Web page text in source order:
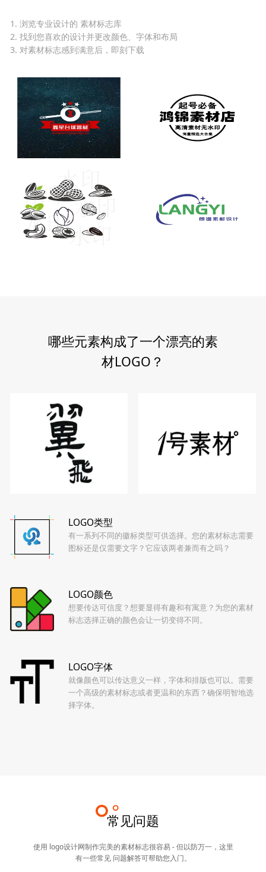
1. 浏览专业设计的 素材标志库
2. 找到您喜欢的设计并更改颜色、字体和布局
3. 对素材标志感到满意后，即刻下载
哪些元素构成了一个漂亮的素
材LOGO？
LOGO类型
有一系列不同的徽标类型可供选择。您的素材标志需要
图标还是仅需要文字？它应该两者兼而有之吗？
LOGO颜色
想要传达可信度？想要显得有趣和有寓意？为您的素材
标志选择正确的颜色会让一切变得不同。
LOGO字体
就像颜色可以传达意义一样，字体和排版也可以。需要
一个高级的素材标志或者更温和的东西？确保明智地选
择字体。
常见问题
使用 logo设计网制作完美的素材标志很容易 - 但以防万一，这里
有一些常见 问题解答可帮助您入门。